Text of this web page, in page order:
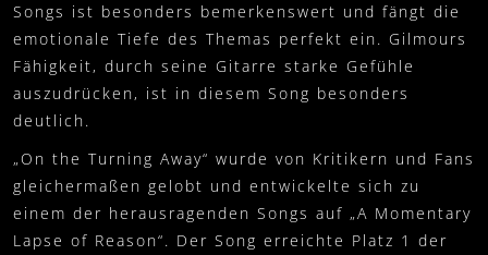
Songs ist besonders bemerkenswert und fängt die
emotionale Tiefe des Themas perfekt ein. Gilmours
Fähigkeit, durch seine Gitarre starke Gefühle
auszudrücken, ist in diesem Song besonders
deutlich.
„On the Turning Away“ wurde von Kritikern und Fans
gleichermaßen gelobt und entwickelte sich zu
einem der herausragenden Songs auf „A Momentary
Lapse of Reason“. Der Song erreichte Platz 1 der